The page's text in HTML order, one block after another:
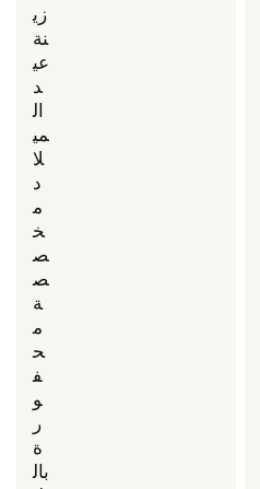
زي
نة
عي
د
ال
مي
لا
د
م
خ
ص
ص
ة
م
ح
ف
و
ر
ة
بال